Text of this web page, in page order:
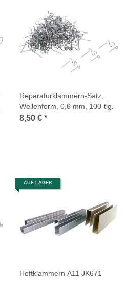
Reparaturklammern-Satz,
Wellenform, 0,6 mm, 100-tlg.
8,50 € *
AUF LAGER
Heftklammern A11 JK671